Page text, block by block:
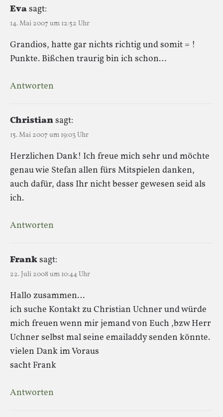
Evasagt:
14. Mai 2007 um 12:52 Uhr
Grandios, hatte gar nichts richtig und somit = !
Punkte. Bißchen traurig bin ich schon…
Antworten
Christiansagt:
15. Mai 2007 um 19:03 Uhr
Herzlichen Dank! Ich freue mich sehr und möchte
genau wie Stefan allen fürs Mitspielen danken,
auch dafür, dass Ihr nicht besser gewesen seid als
ich.
Antworten
Franksagt:
22. Juli 2008 um 10:44 Uhr
Hallo zusammen…
ich suche Kontakt zu Christian Uchner und würde
mich freuen wenn mir jemand von Euch ,bzw Herr
Uchner selbst mal seine emailaddy senden könnte.
vielen Dank im Voraus
sacht Frank
Antworten